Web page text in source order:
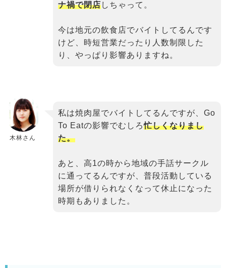
ナ禍で閉店しちゃって。
今は地元の飲食店でバイトしてるんです
けど、時短営業だったり人数制限した
り、やっぱり影響ありますね。
木林さん
私は焼肉屋でバイトしてるんですが、Go
To Eatの影響でむしろ忙しくなりまし
た。
あと、高1の時から地域の手話サークル
に通ってるんですが、普段活動している
場所が借りられなくなって休止になった
時期もありました。